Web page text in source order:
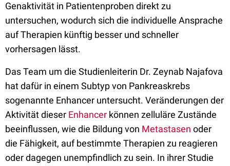
Genaktivität in Patientenproben direkt zu
untersuchen, wodurch sich die individuelle Ansprache
auf Therapien künftig besser und schneller
vorhersagen lässt.
Das Team um die Studienleiterin Dr. Zeynab Najafova
hat dafür in einem Subtyp von Pankreaskrebs
sogenannte Enhancer untersucht. Veränderungen der
Aktivität dieser Enhancer können zelluläre Zustände
beeinflussen, wie die Bildung von Metastasen oder
die Fähigkeit, auf bestimmte Therapien zu reagieren
oder dagegen unempfindlich zu sein. In ihrer Studie